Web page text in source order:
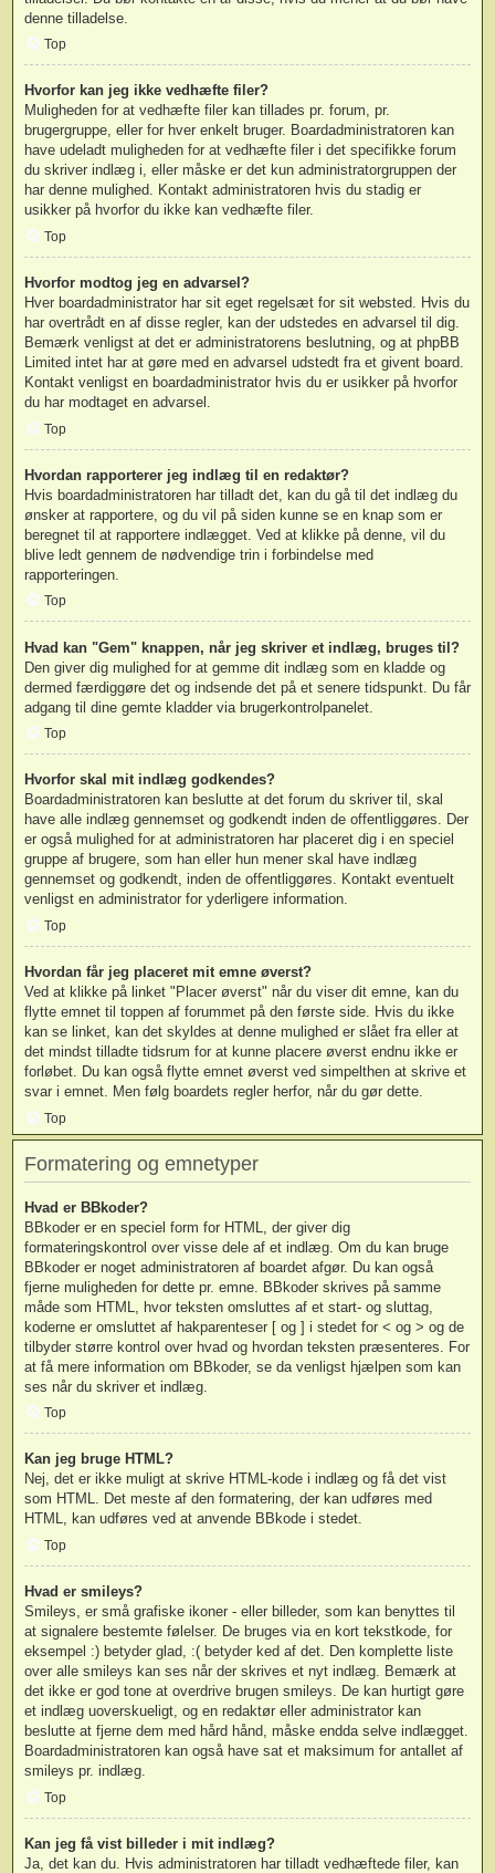
denne tilladelse.
Top
Hvorfor kan jeg ikke vedhæfte filer?
Muligheden for at vedhæfte filer kan tillades pr. forum, pr.
brugergruppe, eller for hver enkelt bruger. Boardadministratoren kan
have udeladt muligheden for at vedhæfte filer i det specifikke forum
du skriver indlæg i, eller måske er det kun administratorgruppen der
har denne mulighed. Kontakt administratoren hvis du stadig er
usikker på hvorfor du ikke kan vedhæfte filer.
Top
Hvorfor modtog jeg en advarsel?
Hver boardadministrator har sit eget regelsæt for sit websted. Hvis du
har overtrådt en af disse regler, kan der udstedes en advarsel til dig.
Bemærk venligst at det er administratorens beslutning, og at phpBB
Limited intet har at gøre med en advarsel udstedt fra et givent board.
Kontakt venligst en boardadministrator hvis du er usikker på hvorfor
du har modtaget en advarsel.
Top
Hvordan rapporterer jeg indlæg til en redaktør?
Hvis boardadministratoren har tilladt det, kan du gå til det indlæg du
ønsker at rapportere, og du vil på siden kunne se en knap som er
beregnet til at rapportere indlægget. Ved at klikke på denne, vil du
blive ledt gennem de nødvendige trin i forbindelse med
rapporteringen.
Top
Hvad kan "Gem" knappen, når jeg skriver et indlæg, bruges til?
Den giver dig mulighed for at gemme dit indlæg som en kladde og
dermed færdiggøre det og indsende det på et senere tidspunkt. Du får
adgang til dine gemte kladder via brugerkontrolpanelet.
Top
Hvorfor skal mit indlæg godkendes?
Boardadministratoren kan beslutte at det forum du skriver til, skal
have alle indlæg gennemset og godkendt inden de offentliggøres. Der
er også mulighed for at administratoren har placeret dig i en speciel
gruppe af brugere, som han eller hun mener skal have indlæg
gennemset og godkendt, inden de offentliggøres. Kontakt eventuelt
venligst en administrator for yderligere information.
Top
Hvordan får jeg placeret mit emne øverst?
Ved at klikke på linket "Placer øverst" når du viser dit emne, kan du
flytte emnet til toppen af forummet på den første side. Hvis du ikke
kan se linket, kan det skyldes at denne mulighed er slået fra eller at
det mindst tilladte tidsrum for at kunne placere øverst endnu ikke er
forløbet. Du kan også flytte emnet øverst ved simpelthen at skrive et
svar i emnet. Men følg boardets regler herfor, når du gør dette.
Top
Formatering og emnetyper
Hvad er BBkoder?
BBkoder er en speciel form for HTML, der giver dig
formateringskontrol over visse dele af et indlæg. Om du kan bruge
BBkoder er noget administratoren af boardet afgør. Du kan også
fjerne muligheden for dette pr. emne. BBkoder skrives på samme
måde som HTML, hvor teksten omsluttes af et start- og sluttag,
koderne er omsluttet af hakparenteser [ og ] i stedet for < og > og de
tilbyder større kontrol over hvad og hvordan teksten præsenteres. For
at få mere information om BBkoder, se da venligst hjælpen som kan
ses når du skriver et indlæg.
Top
Kan jeg bruge HTML?
Nej, det er ikke muligt at skrive HTML-kode i indlæg og få det vist
som HTML. Det meste af den formatering, der kan udføres med
HTML, kan udføres ved at anvende BBkode i stedet.
Top
Hvad er smileys?
Smileys, er små grafiske ikoner - eller billeder, som kan benyttes til
at signalere bestemte følelser. De bruges via en kort tekstkode, for
eksempel :) betyder glad, :( betyder ked af det. Den komplette liste
over alle smileys kan ses når der skrives et nyt indlæg. Bemærk at
det ikke er god tone at overdrive brugen smileys. De kan hurtigt gøre
et indlæg uoverskueligt, og en redaktør eller administrator kan
beslutte at fjerne dem med hård hånd, måske endda selve indlægget.
Boardadministratoren kan også have sat et maksimum for antallet af
smileys pr. indlæg.
Top
Kan jeg få vist billeder i mit indlæg?
Ja, det kan du. Hvis administratoren har tilladt vedhæftede filer, kan